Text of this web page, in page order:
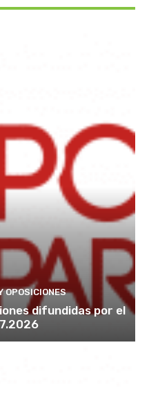
OPOSICIONES
difundidas por el